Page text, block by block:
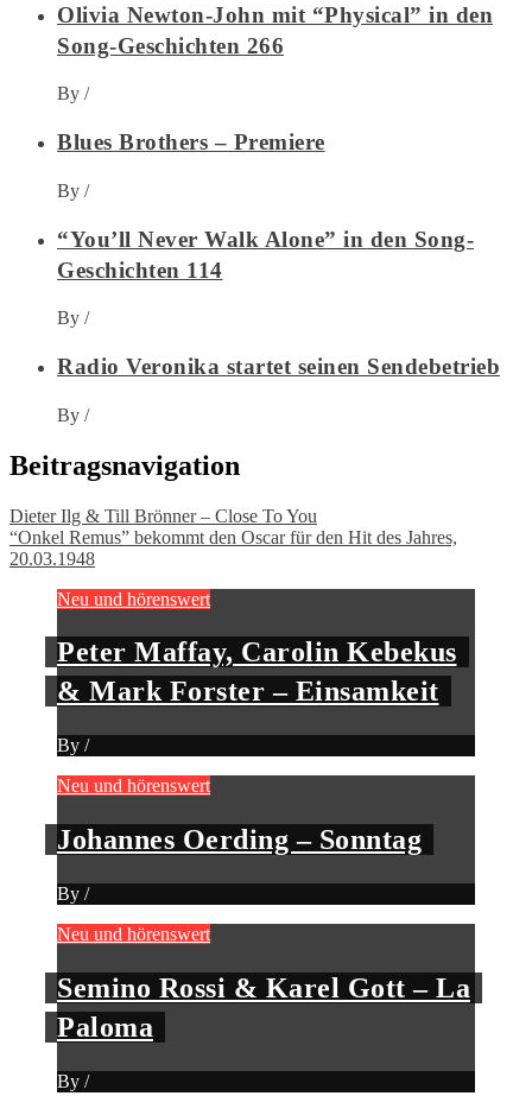
Olivia Newton-John mit “Physical” in den
Song-Geschichten 266
By /
Blues Brothers – Premiere
By /
“You’ll Never Walk Alone” in den Song-
Geschichten 114
By /
Radio Veronika startet seinen Sendebetrieb
By /
Beitragsnavigation
Dieter Ilg & Till Brönner – Close To You
“Onkel Remus” bekommt den Oscar für den Hit des Jahres,
20.03.1948
Neu und hörenswert
Peter Maffay, Carolin Kebekus
& Mark Forster – Einsamkeit
By /
Neu und hörenswert
Johannes Oerding – Sonntag
By /
Neu und hörenswert
Semino Rossi & Karel Gott – La
Paloma
By /